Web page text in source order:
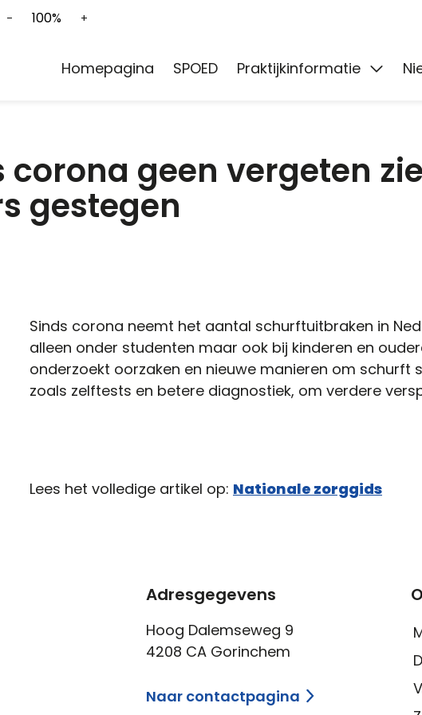
Tekst
- 100%
Tekst
10%
+
Homepagina SPOED Praktijkinformatie
corona geen vergeten
gestegen
Sinds corona neemt het aantal schurftuitbraken in
alleen onder studenten maar ook bij kinderen en
onderzoekt oorzaken en nieuwe manieren om schurft
zoals zelftests en betere diagnostiek, om verdere
Lees het volledige artikel op: Nationale zorggids
Adresgegevens
Hoog Dalemseweg 9
4208 CA Gorinchem
Naar contactpagina